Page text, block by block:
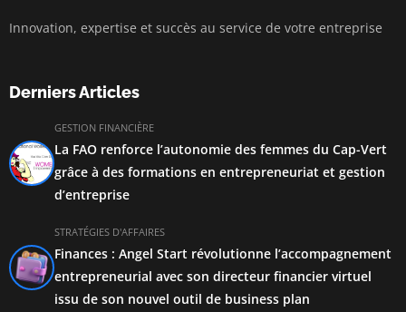
Innovation, expertise et succès au service de votre entreprise
Derniers Articles
GESTION FINANCIÈRE
La FAO renforce l’autonomie des femmes du Cap-Vert
grâce à des formations en entrepreneuriat et gestion
d’entreprise
STRATÉGIES D'AFFAIRES
Finances : Angel Start révolutionne l’accompagnement
entrepreneurial avec son directeur financier virtuel
issu de son nouvel outil de business plan